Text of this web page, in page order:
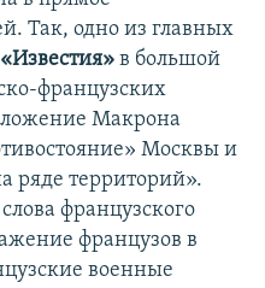
Так, одно из главных
«Известия» в большой
французских
Макрона
Москвы и
ряде территорий».
французского
французов в
военные